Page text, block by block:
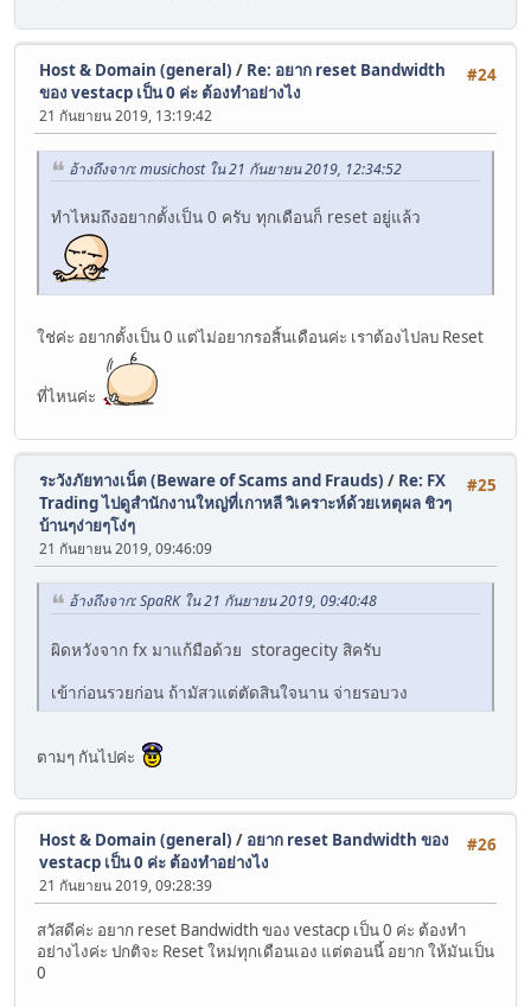
#24
Host & Domain (general) / Re: อยาก reset Bandwidth
ของ vestacp เป็น 0 ค่ะ ต้องทำอย่างไง
21 กันยายน 2019, 13:19:42
อ้างถึงจาก: musichost ใน 21 กันยายน 2019, 12:34:52
ทำไหมถึงอยากตั้งเป็น 0 ครับ ทุกเดือนก็ reset อยู่แล้ว
ใช่ค่ะ อยากตั้งเป็น 0 แต่ไม่อยากรอสิ้นเดือนค่ะ เราต้องไปลบ Reset
ที่ไหนค่ะ
#25
ระวังภัยทางเน็ต (Beware of Scams and Frauds) / Re: FX
Trading ไปดูสำนักงานใหญ่ที่เกาหลี วิเคราะห์ด้วยเหตุผล ชิวๆ
บ้านๆง่ายๆโง่ๆ
21 กันยายน 2019, 09:46:09
อ้างถึงจาก: SpaRK ใน 21 กันยายน 2019, 09:40:48
ผิดหวังจาก fx มาแก้มือด้วย storagecity สิครับ
เข้าก่อนรวยก่อน ถ้ามัสวแต่ตัดสินใจนาน จ่ายรอบวง
ตามๆ กันไปค่ะ
#26
Host & Domain (general) / อยาก reset Bandwidth ของ
vestacp เป็น 0 ค่ะ ต้องทำอย่างไง
21 กันยายน 2019, 09:28:39
สวัสดีค่ะ อยาก reset Bandwidth ของ vestacp เป็น 0 ค่ะ ต้องทำ
อย่างไงค่ะ ปกติจะ Reset ใหม่ทุกเดือนเอง แต่ตอนนี้ อยาก ให้มันเป็น
0